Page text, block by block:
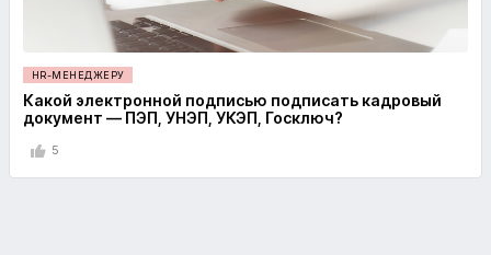
HR-МЕНЕДЖЕРУ
Какой электронной подписью подписать кадровый
документ — ПЭП, УНЭП, УКЭП, Госключ?
5